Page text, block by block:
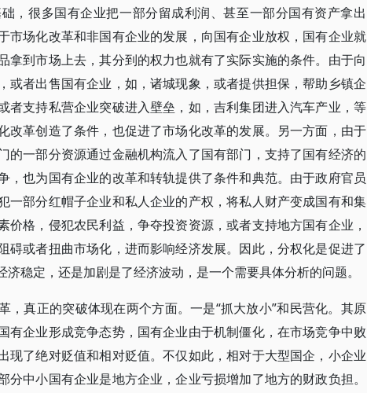
，很多国有企业把一部分留成利润、甚至一部分国有资产拿出
市场化改革和非国有企业的发展，向国有企业放权，国有企业就
拿到市场上去，其分到的权力也就有了实际实施的条件。由于向
或者出售国有企业，如，诸城现象，或者提供担保，帮助乡镇企
者支持私营企业突破进入壁垒，如，吉利集团进入汽车产业，等
改革创造了条件，也促进了市场化改革的发展。另一方面，由于
的一部分资源通过金融机构流入了国有部门，支持了国有经济的
，也为国有企业的改革和转轨提供了条件和典范。由于政府官员
一部分红帽子企业和私人企业的产权，将私人财产变成国有和集
价格，侵犯农民利益，争夺投资资源，或者支持地方国有企业，
碍或者扭曲市场化，进而影响经济发展。因此，分权化是促进了
稳定，还是加剧是了经济波动，是一个需要具体分析的问题。
，真正的突破体现在两个方面。一是“抓大放小”和民营化。其原
有企业形成竞争态势，国有企业由于机制僵化，在市场竞争中败
现了绝对贬值和相对贬值。不仅如此，相对于大型国企，小企业
中小国有企业是地方企业，企业亏损增加了地方的财政负担。